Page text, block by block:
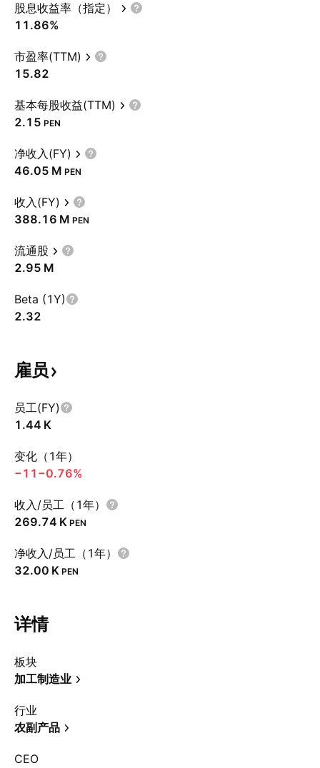
股息收益率（指定）
11.86%
市盈率(TTM)
15.82
基本每股收益(TTM)
2.15 PEN
净收入(FY)
‪46.05 M‬ PEN
收入(FY)
‪388.16 M‬ PEN
流通股
‪2.95 M‬
Beta (1Y)
2.32
雇员
员工(FY)
‪1.44 K‬
变化（1年）
−11 −0.76%
收入/员工（1年）
‪269.74 K‬ PEN
净收入/员工（1年）
‪32.00 K‬ PEN
详情
板块
加工制造业
行业
农副产品
CEO